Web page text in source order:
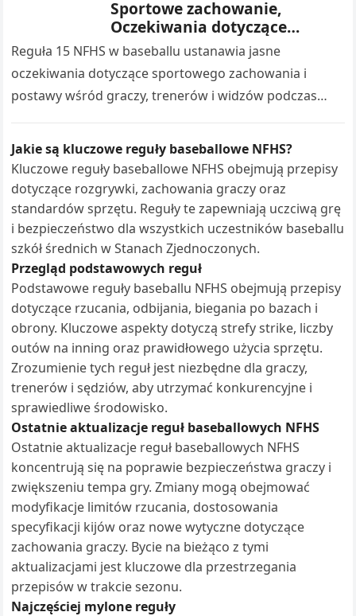
Sportowe zachowanie,
Oczekiwania dotyczące
zachowania, Kary
Reguła 15 NFHS w baseballu ustanawia jasne
oczekiwania dotyczące sportowego zachowania i
postawy wśród graczy, trenerów i widzów podczas
Podkreśla znaczenie szacunku…
Jakie są kluczowe reguły baseballowe NFHS?
Kluczowe reguły baseballowe NFHS obejmują przepisy
dotyczące rozgrywki, zachowania graczy oraz
standardów sprzętu. Reguły te zapewniają uczciwą grę
i bezpieczeństwo dla wszystkich uczestników baseballu
szkół średnich w Stanach Zjednoczonych.
Przegląd podstawowych reguł
Podstawowe reguły baseballu NFHS obejmują przepisy
dotyczące rzucania, odbijania, biegania po bazach i
obrony. Kluczowe aspekty dotyczą strefy strike, liczby
outów na inning oraz prawidłowego użycia sprzętu.
Zrozumienie tych reguł jest niezbędne dla graczy,
trenerów i sędziów, aby utrzymać konkurencyjne i
sprawiedliwe środowisko.
Ostatnie aktualizacje reguł baseballowych NFHS
Ostatnie aktualizacje reguł baseballowych NFHS
koncentrują się na poprawie bezpieczeństwa graczy i
zwiększeniu tempa gry. Zmiany mogą obejmować
modyfikacje limitów rzucania, dostosowania
specyfikacji kijów oraz nowe wytyczne dotyczące
zachowania graczy. Bycie na bieżąco z tymi
aktualizacjami jest kluczowe dla przestrzegania
przepisów w trakcie sezonu.
Najczęściej mylone reguły